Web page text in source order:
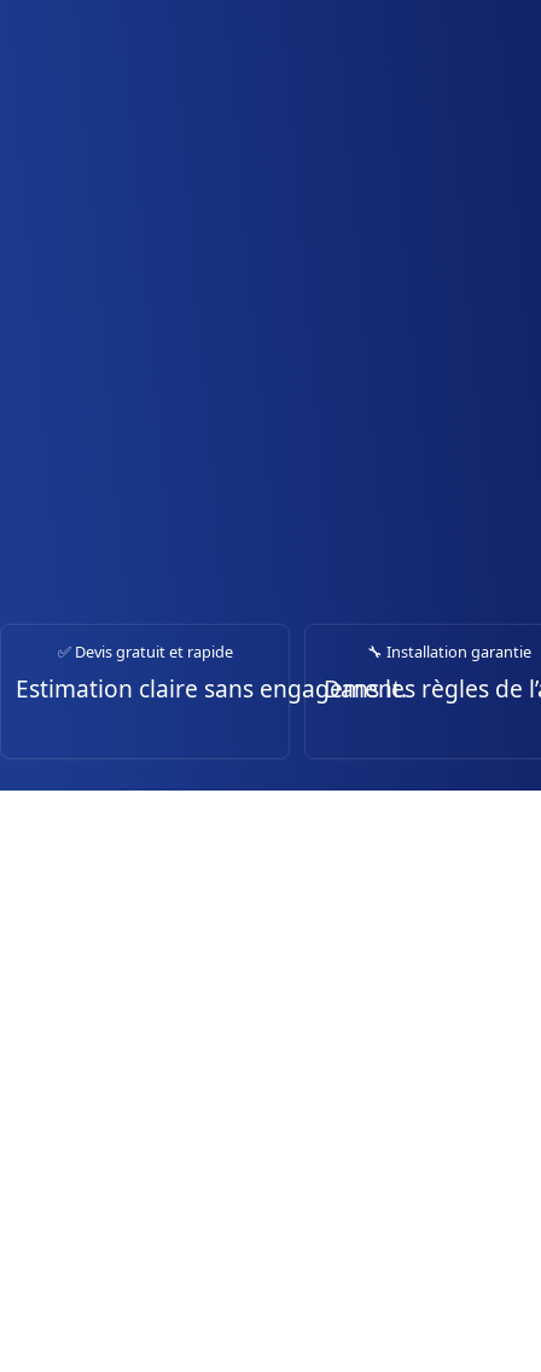
✅ Devis gratuit et rapide
Estimation claire sans engagement.
🔧 Installation garantie
Dans les règles de